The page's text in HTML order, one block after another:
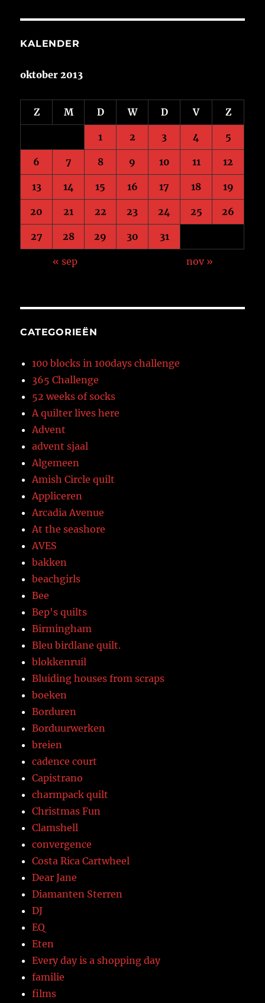
KALENDER
oktober 2013
Z M D W D V Z
1 2 3 4 5
6 7 8 9 10 11 12
13 14 15 16 17 18 19
20 21 22 23 24 25 26
27 28 29 30 31
« sep nov »
CATEGORIEËN
100 blocks in 100days challenge
365 Challenge
52 weeks of socks
A quilter lives here
Advent
advent sjaal
Algemeen
Amish Circle quilt
Appliceren
Arcadia Avenue
At the seashore
AVES
bakken
beachgirls
Bee
Bep's quilts
Birmingham
Bleu birdlane quilt.
blokkenruil
Bluiding houses from scraps
boeken
Borduren
Borduurwerken
breien
cadence court
Capistrano
charmpack quilt
Christmas Fun
Clamshell
convergence
Costa Rica Cartwheel
Dear Jane
Diamanten Sterren
DJ
EQ
Eten
Every day is a shopping day
familie
films